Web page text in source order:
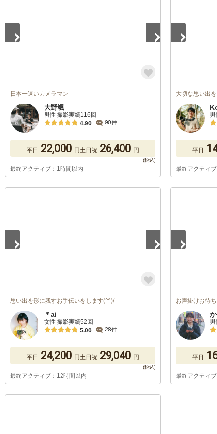
日本一速いカメラマン
大野颯
男性 撮影実績116回
4.90
90件
平日 22,000 円土日祝 26,400 円
最終アクティブ：1時間以内
大切な思い出
平日
最終アクティ
思い出を形に残すお手伝いをします(^^)/
＊ai
女性 撮影実績52回
5.00
28件
平日 24,200 円土日祝 29,040 円
最終アクティブ：12時間以内
お声掛けお待
平日
最終アクティ